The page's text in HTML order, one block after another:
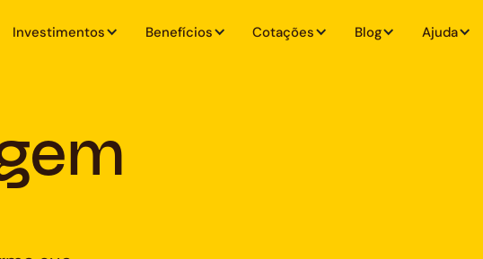
Investimentos Benefícios Cotações Blog Ajuda